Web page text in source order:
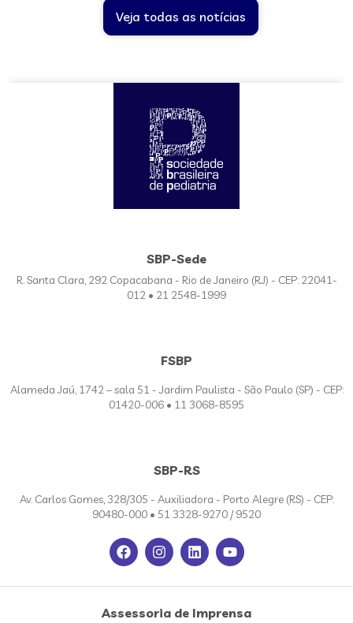
Veja todas as notícias
SBP-Sede
R. Santa Clara, 292 Copacabana - Rio de Janeiro (RJ) - CEP: 22041-
012 • 21 2548-1999
FSBP
Alameda Jaú, 1742 – sala 51 - Jardim Paulista - São Paulo (SP) - CEP:
01420-006 • 11 3068-8595
SBP-RS
Av. Carlos Gomes, 328/305 - Auxiliadora - Porto Alegre (RS) - CEP:
90480-000 • 51 3328-9270 / 9520
Assessoria de Imprensa